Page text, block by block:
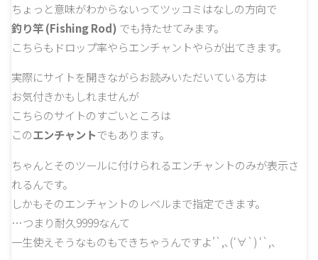
ちょっと意味がわからないってツッコミはなしの方向で
釣り竿 (Fishing Rod) でも持たせてみます。
こちらもドロップ率やらエンチャントやらが出てきます。
実際にサイトを開きながらお読みいただいている方は
お気付きかもしれませんが
こちらのサイトのすごいところは
このエンチャントでもあります。
ちゃんとそのツールに付けられるエンチャントのみが表示さ
れるんです。
しかもそのエンチャントのレベルまで指定できます。
…つまり耐久9999なんて
一生使えそうなものもできちゃうんですよ’`,､(‘∀`) ‘`,､